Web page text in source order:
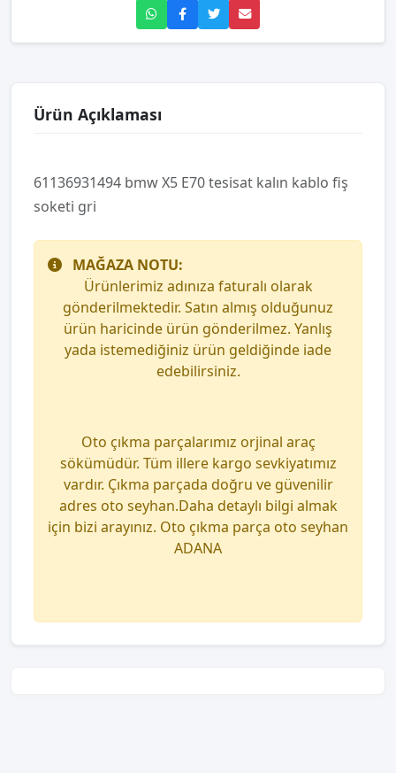
Ürün Açıklaması
61136931494 bmw X5 E70 tesisat kalın kablo fiş
soketi gri
MAĞAZA NOTU:
Ürünlerimiz adınıza faturalı olarak
gönderilmektedir. Satın almış olduğunuz
ürün haricinde ürün gönderilmez. Yanlış
yada istemediğiniz ürün geldiğinde iade
edebilirsiniz.
Oto çıkma parçalarımız orjinal araç
sökümüdür. Tüm illere kargo sevkiyatımız
vardır. Çıkma parçada doğru ve güvenilir
adres oto seyhan.Daha detaylı bilgi almak
için bizi arayınız. Oto çıkma parça oto seyhan
ADANA